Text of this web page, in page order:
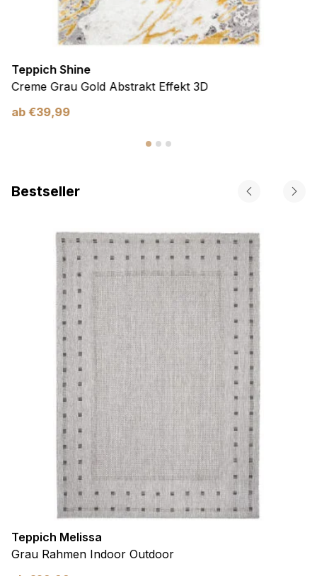
Teppich Shine
Creme Grau Gold Abstrakt Effekt 3D
ab €39,99
Bestseller
Teppich Melissa
Grau Rahmen Indoor Outdoor